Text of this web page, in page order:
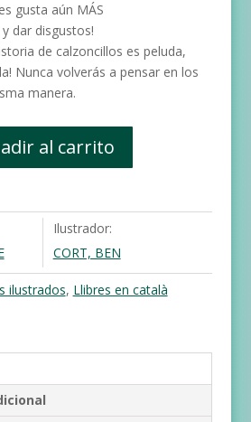
gusta aún MÁS
dar disgustos!
de calzoncillos es peluda,
Nunca volverás a pensar en los
manera.
al carrito
Ilustrador:
CORT, BEN
ilustrados, Llibres en català